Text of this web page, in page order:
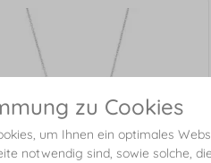
zu Cookies
um Ihnen ein optimales
notwendig sind, sowie solche,